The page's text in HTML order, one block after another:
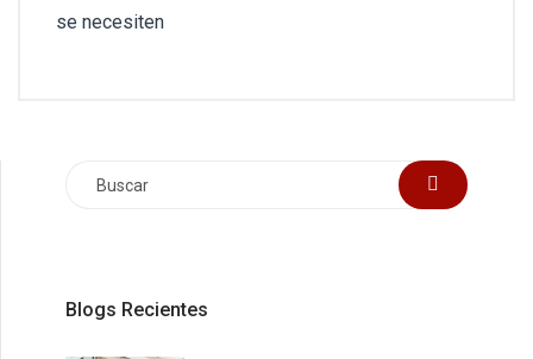
se necesiten
Blogs Recientes